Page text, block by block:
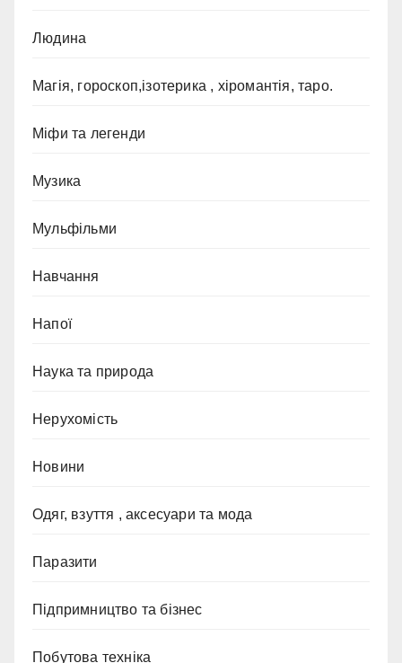
Людина
Магія, гороскоп,ізотерика , хіромантія, таро.
Міфи та легенди
Музика
Мульфільми
Навчання
Напої
Наука та природа
Нерухомість
Новини
Одяг, взуття , аксесуари та мода
Паразити
Підпримництво та бізнес
Побутова техніка